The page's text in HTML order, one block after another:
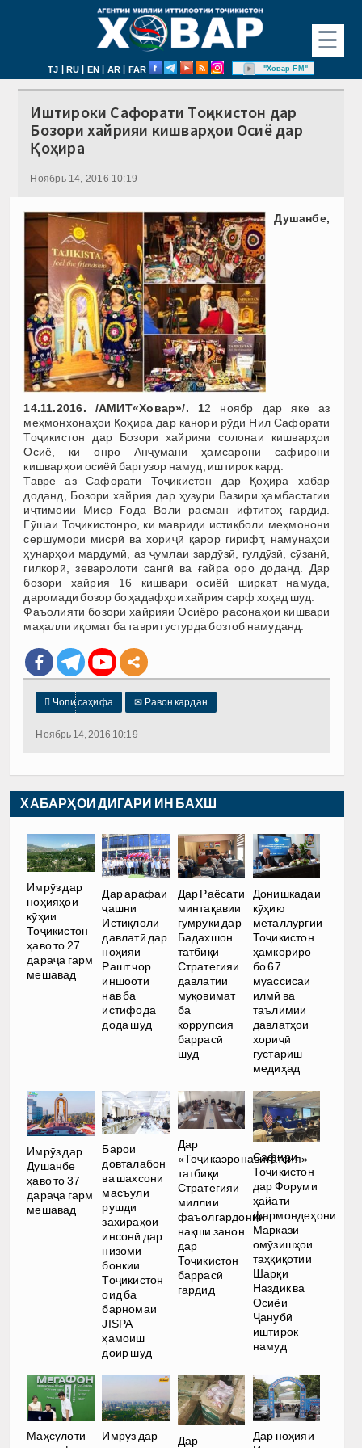
☰
TJ | RU | EN | AR | FAR "Ховар FM"
Иштироки Сафорати Тоҷикистон дар
Бозори хайрияи кишварҳои Осиё дар
Қоҳира
Ноябрь 14, 2016 10:19
Душанбе,
14.11.2016. /АМИТ«Ховар»/. 12 ноябр дар яке аз
меҳмонхонаҳои Қоҳира дар канори рӯди Нил Сафорати
Тоҷикистон дар Бозори хайрияи солонаи кишварҳои
Осиё, ки онро Анҷумани ҳамсарони сафирони
кишварҳои осиёӣ баргузор намуд, иштирок кард.
Тавре аз Сафорати Тоҷикистон дар Қоҳира хабар
доданд, Бозори хайрия дар ҳузури Вазири ҳамбастагии
иҷтимоии Миср Ғода Волӣ расман ифтитоҳ гардид.
Гӯшаи Тоҷикистонро, ки мавриди истиқболи меҳмонони
сершумори мисрӣ ва хориҷӣ қарор гирифт, намунаҳои
ҳунарҳои мардумӣ, аз ҷумлаи зардӯзӣ, гулдӯзӣ, сӯзанӣ,
гилкорӣ, зеваролоти сангӣ ва ғайра оро доданд. Дар
бозори хайрия 16 кишвари осиёӣ ширкат намуда,
даромади бозор бо ҳадафҳои хайрия сарф хоҳад шуд.
Фаъолияти бозори хайрияи Осиёро расонаҳои кишвари
маҳалли иқомат ба таври густурда бозтоб намуданд.
 Чопи саҳифа ✉ Равон кардан
Ноябрь 14, 2016 10:19
ХАБАРҲОИ ДИГАРИ ИН БАХШ
Имрӯз дар
ноҳияҳои
кӯҳии
Тоҷикистон
ҳаво то 27
дараҷа гарм
мешавад
Дар арафаи
ҷашни
Истиқлоли
давлатӣ дар
ноҳияи
Рашт чор
иншооти
нав ба
истифода
дода шуд
Дар Раёсати
минтақавии
гумрукӣ дар
Бадахшон
татбиқи
Стратегияи
давлатии
муқовимат
ба
коррупсия
баррасӣ
шуд
Донишкадаи
кӯҳию
металлургии
Тоҷикистон
ҳамкориро
бо 67
муассисаи
илмӣ ва
таълимии
давлатҳои
хориҷӣ
густариш
медиҳад
Имрӯз дар
Душанбе
ҳаво то 37
дараҷа гарм
мешавад
Барои
довталабон
ва шахсони
масъули
рушди
захираҳои
инсонӣ дар
низоми
бонкии
Тоҷикистон
оид ба
барномаи
JISPA
ҳамоиш
доир шуд
Дар
«Тоҷикаэронавигатсия»
татбиқи
Стратегияи
миллии
фаъолгардонии
нақши занон
дар
Тоҷикистон
баррасӣ
гардид
Сафири
Тоҷикистон
дар Форуми
ҳайати
фармондеҳони
Маркази
омӯзишҳои
таҳқиқотии
Шарқи
Наздик ва
Осиёи
Ҷанубӣ
иштирок
намуд
Маҳсулоти
Имрӯз дар
Дар
Дар ноҳияи